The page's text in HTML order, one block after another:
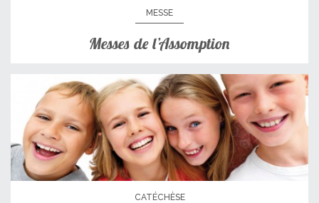
MESSE
Messes de l’Assomption
CATÉCHÈSE